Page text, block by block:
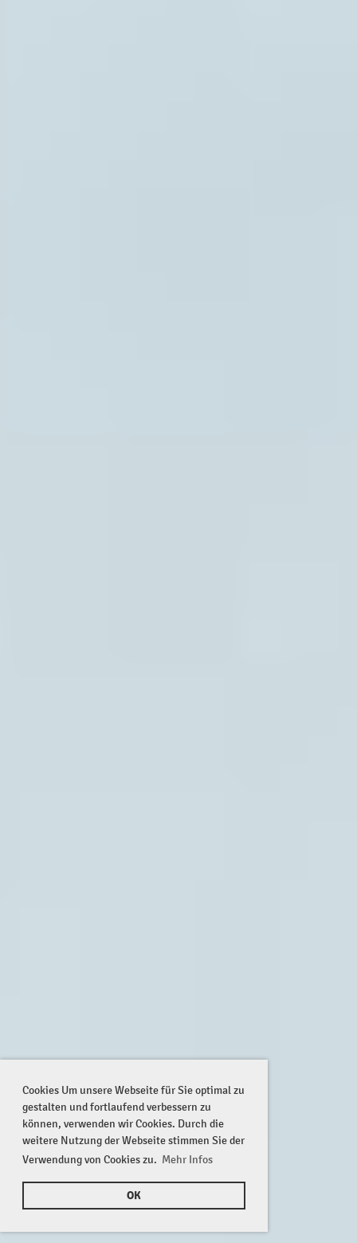
Cookies Um unsere Webseite für Sie optimal zu
gestalten und fortlaufend verbessern zu
können, verwenden wir Cookies. Durch die
weitere Nutzung der Webseite stimmen Sie der
Verwendung von Cookies zu. Mehr Infos
OK